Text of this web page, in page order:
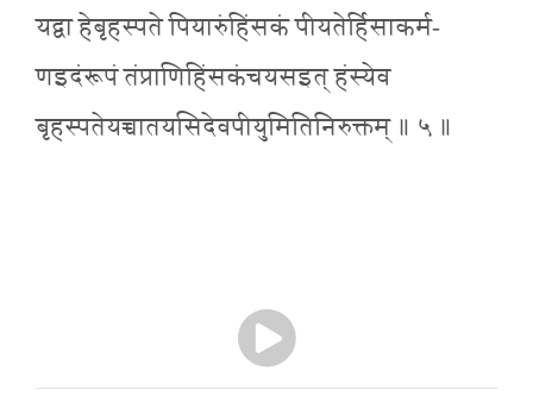
यद्वा हेबृहस्पते पियारुंहिंसकं पीयतेर्हिसाकर्म-
णइदंरूपं तंप्राणिहिंसकंचयसइत् हंस्येव
बृहस्पतेयच्चातयसिदेवपीयुमितिनिरुक्तम् ॥ ५ ॥